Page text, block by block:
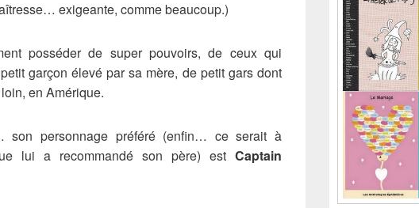
exigeante, comme beaucoup.)
posséder de super pouvoirs, de ceux qui
garçon élevé par sa mère, de petit gars dont
en Amérique.
son personnage préféré (enfin… ce serait à
lui a recommandé son père) est Captain